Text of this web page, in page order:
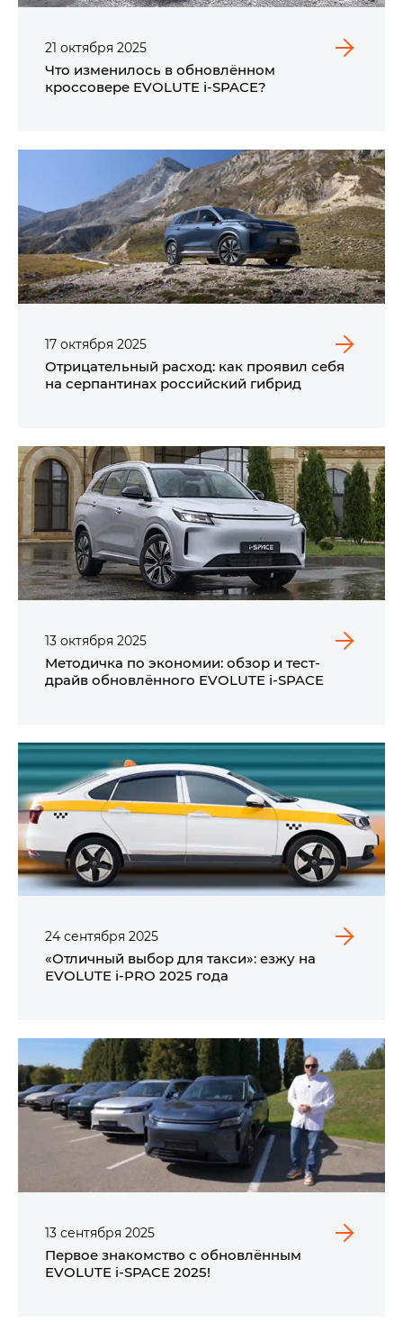
21 октября 2025
Что изменилось в обновлённом
кроссовере EVOLUTE i‑SPACE?
17 октября 2025
Отрицательный расход: как проявил себя
на серпантинах российский гибрид
13 октября 2025
Методичка по экономии: обзор и тест-
драйв обновлённого EVOLUTE i‑SPACE
24 сентября 2025
«Отличный выбор для такси»: езжу на
EVOLUTE i⁠-⁠PRO​ 2025 года
13 сентября 2025
Первое знакомство с обновлённым
EVOLUTE i‑SPACE 2025!